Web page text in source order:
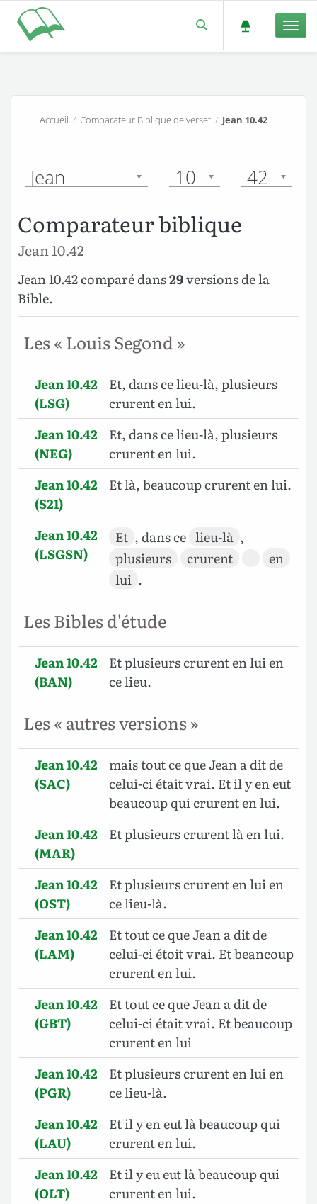
Accueil /Comparateur Biblique de verset / Jean 10.42
Jean 10 42
Comparateur biblique
Jean 10.42
Jean 10.42 comparé dans29versions de la
Bible.
Les « Louis Segond »
Jean 10.42
(LSG)
Et, dans ce lieu-là, plusieurs
crurent en lui.
Jean 10.42
(NEG)
Et, dans ce lieu-là, plusieurs
crurent en lui.
Jean 10.42
(S21)
Et là, beaucoup crurent en lui.
Jean 10.42
(LSGSN)
Et , dans ce lieu-là ,
plusieurs
crurent
en
lui .
Les Bibles d'étude
Jean 10.42
(BAN)
Et plusieurs crurent en lui en
ce lieu.
Les « autres versions »
Jean 10.42
(SAC)
mais tout ce que Jean a dit de
celui-ci était vrai. Et il y en eut
beaucoup qui crurent en lui.
Jean 10.42
(MAR)
Et plusieurs crurent là en lui.
Jean 10.42
(OST)
Et plusieurs crurent en lui en
ce lieu-là.
Jean 10.42
(LAM)
Et tout ce que Jean a dit de
celui-ci étoit vrai. Et beancoup
crurent en lui.
Jean 10.42
(GBT)
Et tout ce que Jean a dit de
celui-ci était vrai. Et beaucoup
crurent en lui
Jean 10.42
(PGR)
Et plusieurs crurent en lui en
ce lieu-là.
Jean 10.42
(LAU)
Et il y en eut là beaucoup qui
crurent en lui.
Jean 10.42
(OLT)
Et il y eu eut là beaucoup qui
crurent en lui.